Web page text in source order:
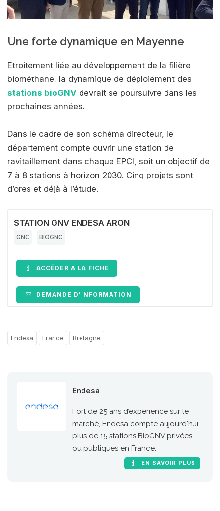
Une forte dynamique en Mayenne
Etroitement liée au développement de la filière
biométhane, la dynamique de déploiement des
stations bioGNV devrait se poursuivre dans les
prochaines années.
Dans le cadre de son schéma directeur, le
département compte ouvrir une station de
ravitaillement dans chaque EPCI, soit un objectif de
7 à 8 stations à horizon 2030. Cinq projets sont
d’ores et déjà à l’étude.
STATION GNV ENDESA ARON
GNC BIOGNC
ACCÉDER A LA FICHE
DEMANDE D'INFORMATION
Endesa France Bretagne
Endesa
Fort de 25 ans d’expérience sur le
marché, Endesa compte aujourd'hui
plus de 15 stations BioGNV privées
ou publiques en France.
EN SAVOIR PLUS